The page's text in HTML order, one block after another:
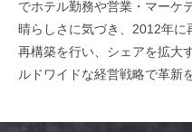
でホテル勤務や営業・マーケ
晴らしさに気づき、2012年
再構築を行い、シェアを拡大
ルドワイドな経営戦略で革新